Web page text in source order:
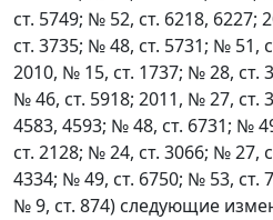
ст. 5749; № 52, ст. 6218, 6227;
ст. 3735; № 48, ст. 5731; № 51,
2010, № 15, ст. 1737; № 28, ст.
№ 46, ст. 5918; 2011, № 27, ст.
4583, 4593; № 48, ст. 6731; №
ст. 2128; № 24, ст. 3066; № 27,
4334; № 49, ст. 6750; № 53, ст.
№ 9, ст. 874) следующие